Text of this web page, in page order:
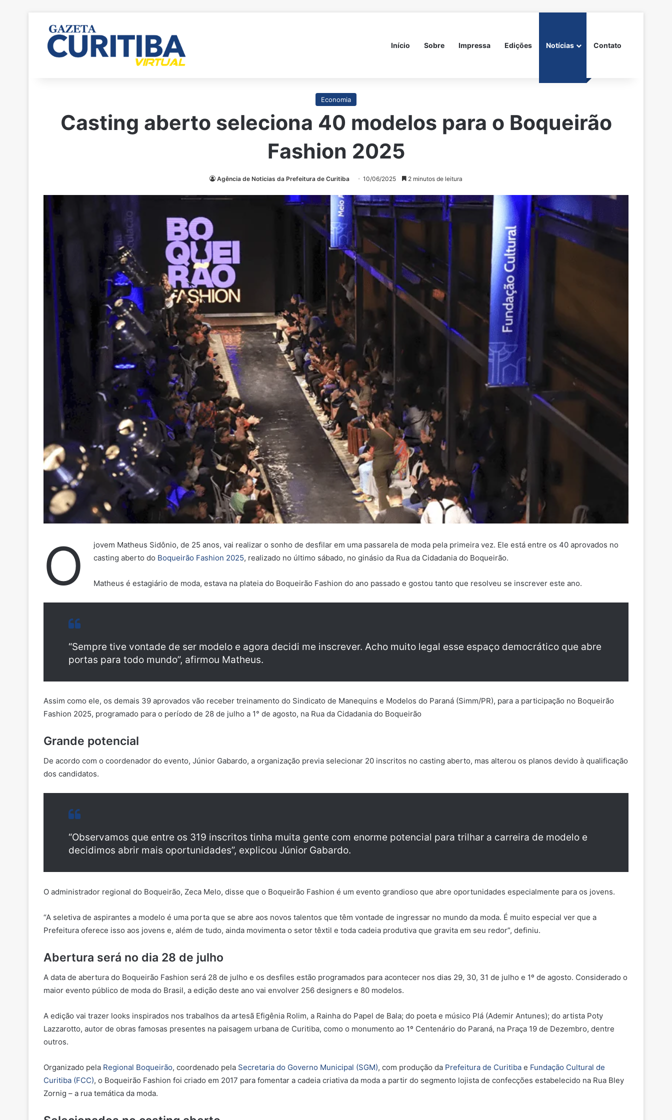
Início Sobre Impressa Edições Notícias Contato
Economia
Casting aberto seleciona 40 modelos para o Boqueirão
Fashion 2025
Agência de Noticias da Prefeitura de Curitiba 10/06/2025 2 minutos de leitura
O
jovem Matheus Sidônio, de 25 anos, vai realizar o sonho de desfilar em uma passarela de moda pela primeira vez. Ele está entre os 40 aprovados no
casting aberto do Boqueirão Fashion 2025, realizado no último sábado, no ginásio da Rua da Cidadania do Boqueirão.
Matheus é estagiário de moda, estava na plateia do Boqueirão Fashion do ano passado e gostou tanto que resolveu se inscrever este ano.
“Sempre tive vontade de ser modelo e agora decidi me inscrever. Acho muito legal esse espaço democrático que abre
portas para todo mundo”, afirmou Matheus.
Assim como ele, os demais 39 aprovados vão receber treinamento do Sindicato de Manequins e Modelos do Paraná (Simm/PR), para a participação no Boqueirão
Fashion 2025, programado para o período de 28 de julho a 1° de agosto, na Rua da Cidadania do Boqueirão
Grande potencial
De acordo com o coordenador do evento, Júnior Gabardo, a organização previa selecionar 20 inscritos no casting aberto, mas alterou os planos devido à qualificação
dos candidatos.
“Observamos que entre os 319 inscritos tinha muita gente com enorme potencial para trilhar a carreira de modelo e
decidimos abrir mais oportunidades”, explicou Júnior Gabardo.
O administrador regional do Boqueirão, Zeca Melo, disse que o Boqueirão Fashion é um evento grandioso que abre oportunidades especialmente para os jovens.
“A seletiva de aspirantes a modelo é uma porta que se abre aos novos talentos que têm vontade de ingressar no mundo da moda. É muito especial ver que a
Prefeitura oferece isso aos jovens e, além de tudo, ainda movimenta o setor têxtil e toda cadeia produtiva que gravita em seu redor”, definiu.
Abertura será no dia 28 de julho
A data de abertura do Boqueirão Fashion será 28 de julho e os desfiles estão programados para acontecer nos dias 29, 30, 31 de julho e 1º de agosto. Considerado o
maior evento público de moda do Brasil, a edição deste ano vai envolver 256 designers e 80 modelos.
A edição vai trazer looks inspirados nos trabalhos da artesã Efigênia Rolim, a Rainha do Papel de Bala; do poeta e músico Plá (Ademir Antunes); do artista Poty
Lazzarotto, autor de obras famosas presentes na paisagem urbana de Curitiba, como o monumento ao 1º Centenário do Paraná, na Praça 19 de Dezembro, dentre
outros.
Organizado pela Regional Boqueirão, coordenado pela Secretaria do Governo Municipal (SGM), com produção da Prefeitura de Curitiba e Fundação Cultural de
Curitiba (FCC), o Boqueirão Fashion foi criado em 2017 para fomentar a cadeia criativa da moda a partir do segmento lojista de confecções estabelecido na Rua Bley
Zornig – a rua temática da moda.